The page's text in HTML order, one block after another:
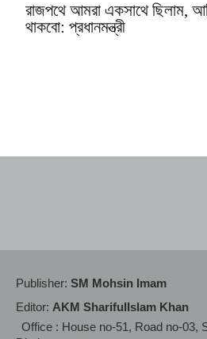
রাজপথে আমরা একসাথে ছিলাম,
থাকবো: প্রধানমন্ত্রী
Publisher: SM Mohsin Imam
Editor: AKM SharifulIslam Khan
Office : House no-51, Road no-03,